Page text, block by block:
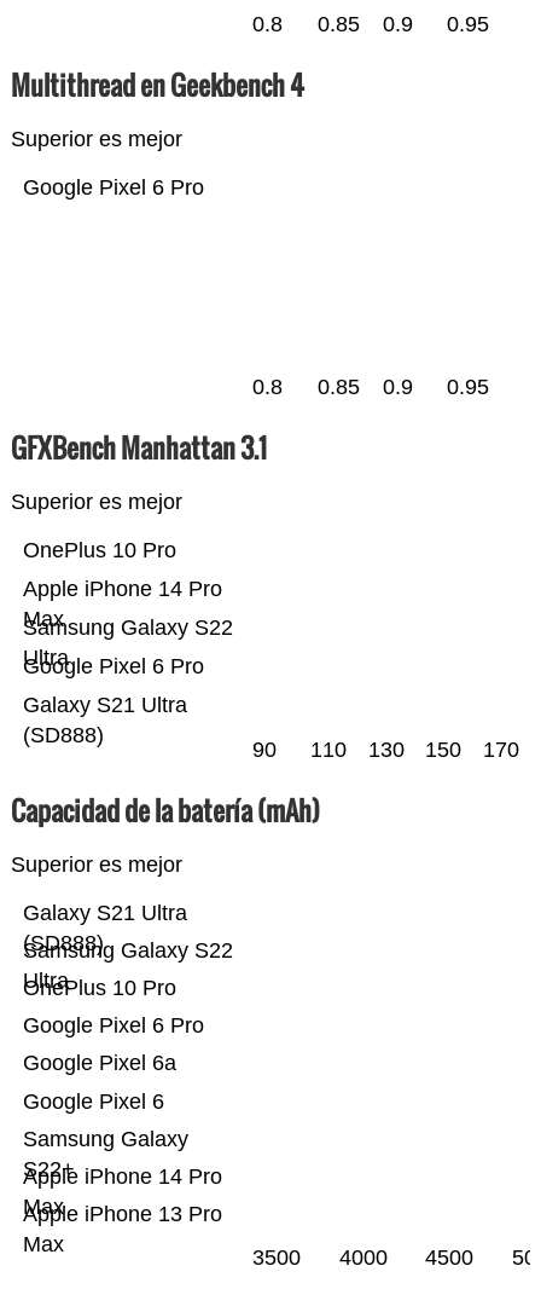
0.8 0.85 0.9 0.95
Multithread en Geekbench 4
Superior es mejor
Google Pixel 6 Pro
0.8 0.85 0.9 0.95
GFXBench Manhattan 3.1
Superior es mejor
Galaxy S21 Ultra
(SD888)
Google Pixel 6 Pro
Samsung Galaxy S22
Ultra
Apple iPhone 14 Pro
Max
OnePlus 10 Pro
90 110 130 150 170
Capacidad de la batería (mAh)
Superior es mejor
Apple iPhone 13 Pro
Max
Apple iPhone 14 Pro
Max
Samsung Galaxy
S22+
Google Pixel 6
Google Pixel 6a
Google Pixel 6 Pro
OnePlus 10 Pro
Samsung Galaxy S22
Ultra
Galaxy S21 Ultra
(SD888)
3500 4000 4500